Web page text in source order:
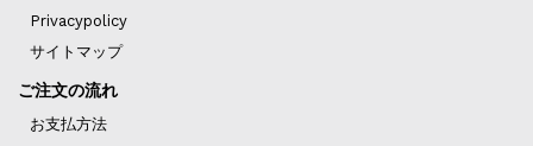
Privacypolicy
サイトマップ
ご注文の流れ
お支払方法